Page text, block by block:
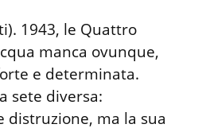
1943, le Quattro
manca ovunque,
e determinata.
sete diversa:
ma la sua